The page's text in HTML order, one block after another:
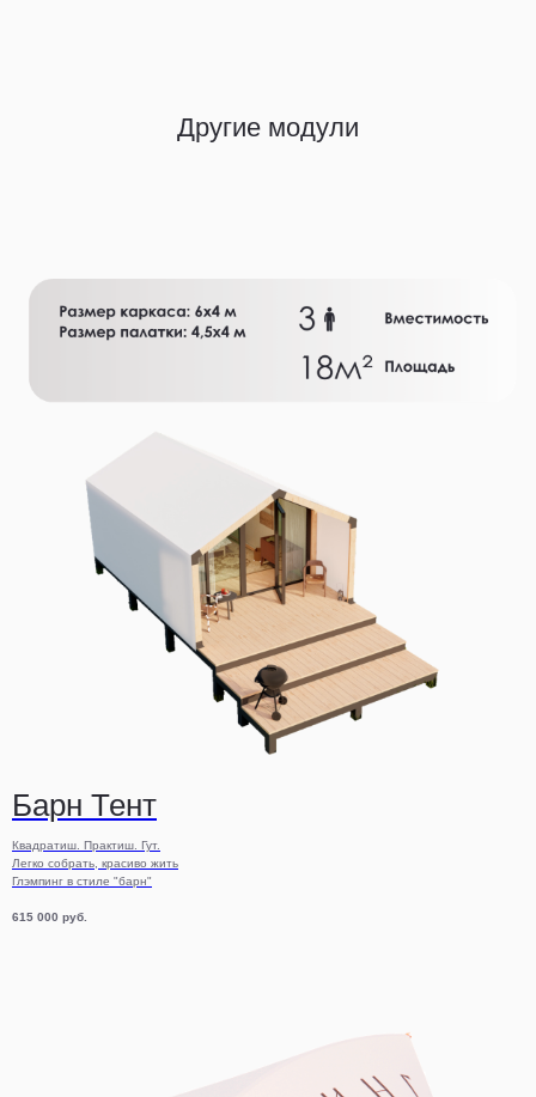
Другие модули
Барн Тент
Квадратиш. Практиш. Гут.
Легко собрать, красиво жить
Глэмпинг в стиле "барн"
615 000 руб.